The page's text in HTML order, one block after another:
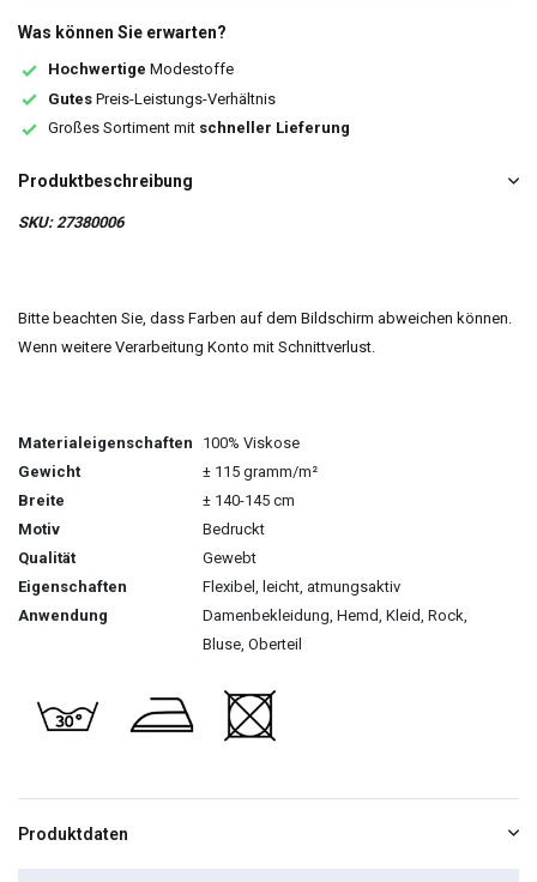
Was können Sie erwarten?
Hochwertige Modestoffe
Gutes Preis-Leistungs-Verhältnis
Großes Sortiment mit schneller Lieferung
Produktbeschreibung
SKU: 27380006
Bitte beachten Sie, dass Farben auf dem Bildschirm abweichen können.
Wenn weitere Verarbeitung Konto mit Schnittverlust.
Materialeigenschaften
100% Viskose
Gewicht
± 115 gramm/m²
Breite
± 140-145 cm
Motiv
Bedruckt
Qualität
Gewebt
Eigenschaften
Flexibel, leicht, atmungsaktiv
Anwendung
Damenbekleidung, Hemd, Kleid, Rock,
Bluse, Oberteil
Produktdaten